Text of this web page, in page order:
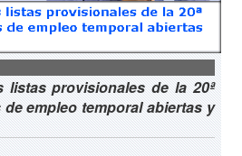
listas provisionales de la 20ª
empleo temporal abiertas y